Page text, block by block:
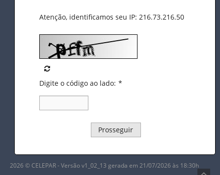
Atenção, identificamos seu IP: 216.73.216.50
Digite o código ao lado: *
Prosseguir
2026 © CELEPAR - Versão v1_02_13 gerada em 21/07/2026 às 18:30h